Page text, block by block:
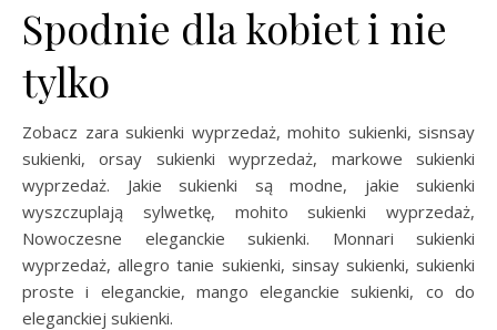
Spodnie dla kobiet i nie
tylko
Zobacz zara sukienki wyprzedaż, mohito sukienki, sisnsay
sukienki, orsay sukienki wyprzedaż, markowe sukienki
wyprzedaż. Jakie sukienki są modne, jakie sukienki
wyszczuplają sylwetkę, mohito sukienki wyprzedaż,
Nowoczesne eleganckie sukienki. Monnari sukienki
wyprzedaż, allegro tanie sukienki, sinsay sukienki, sukienki
proste i eleganckie, mango eleganckie sukienki, co do
eleganckiej sukienki.